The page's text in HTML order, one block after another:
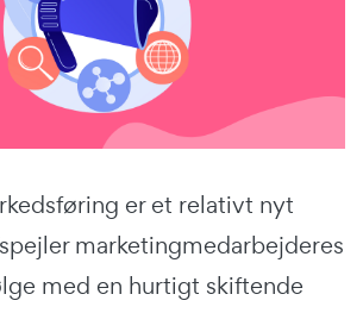
er et relativt nyt
marketingmedarbejderes
med en hurtigt skiftende